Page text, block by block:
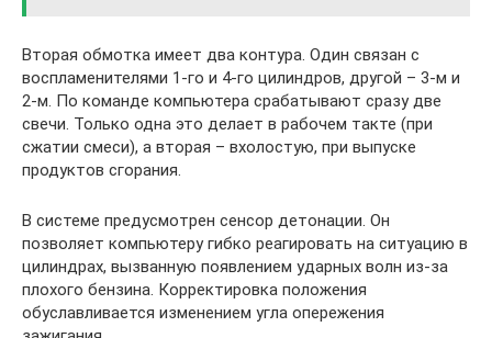
Вторая обмотка имеет два контура. Один связан с
воспламенителями 1-го и 4-го цилиндров, другой – 3-м и
2-м. По команде компьютера срабатывают сразу две
свечи. Только одна это делает в рабочем такте (при
сжатии смеси), а вторая – вхолостую, при выпуске
продуктов сгорания.
В системе предусмотрен сенсор детонации. Он
позволяет компьютеру гибко реагировать на ситуацию в
цилиндрах, вызванную появлением ударных волн из-за
плохого бензина. Корректировка положения
обуславливается изменением угла опережения